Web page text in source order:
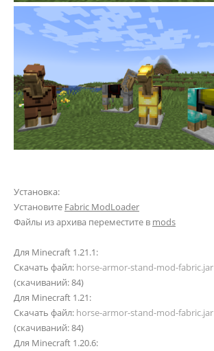
Установка:
Установите Fabric ModLoader
Файлы из архива переместите в mods
Для Minecraft 1.21.1:
Скачать файл: horse-armor-stand-mod-fabric.jar
(cкачиваний: 84)
Для Minecraft 1.21:
Скачать файл: horse-armor-stand-mod-fabric.jar
(cкачиваний: 84)
Для Minecraft 1.20.6: